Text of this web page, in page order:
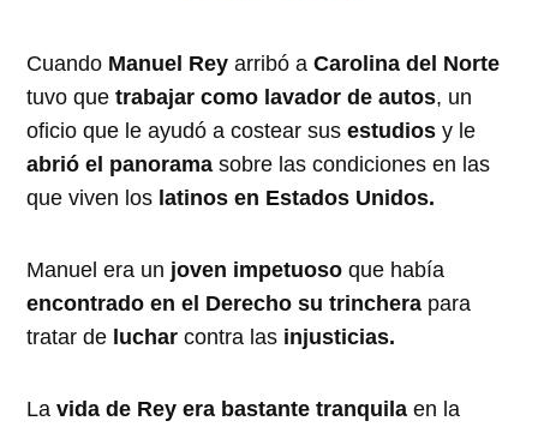
Cuando Manuel Rey arribó aCarolina del Norte
tuvo quetrabajar como lavador de autos, un
oficio que le ayudó a costear susestudios y le
abrió el panorama sobre las condiciones en las
que viven los latinos en Estados Unidos.
Manuel era un joven impetuoso que había
encontrado en el Derecho su trinchera para
tratar de luchar contra las injusticias.
La vida de Rey era bastante tranquila en la